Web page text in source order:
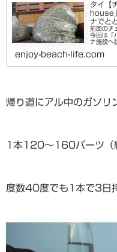
タイ【
house
ナでと
前回のチ
今回は「
ナ施設へ
があるロ
enjoy-beach-life.com
帰り道にアル中のガソリ
1本120〜160バーツ（
度数40度でも1本で3日